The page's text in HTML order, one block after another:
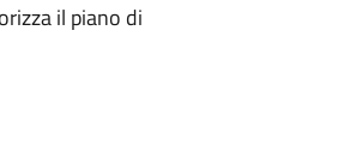
il piano di